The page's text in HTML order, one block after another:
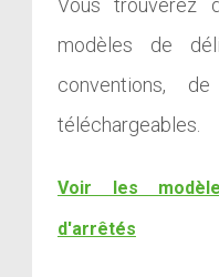
Vous trouverez
modèles de
conventions,
téléchargeables.
Voir les
d'arrêtés